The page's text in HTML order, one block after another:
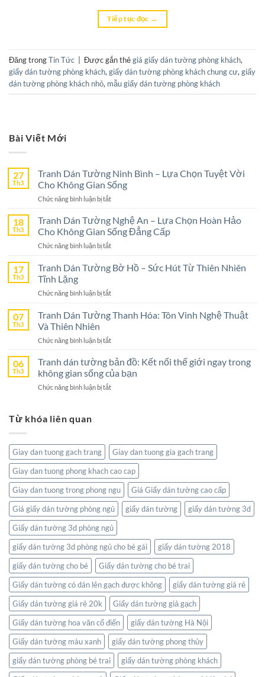
Tiếp tục đọc →
Đăng trongTin Tức Được gắn thẻgiá giấy dán tường phòng khách,
giấy dán tường phòng khách, giấy dán tường phòng khách chung cư, giấy
dán tường phòng khách nhỏ, mẫu giấy dán tường phòng khách
Bài Viết Mới
27
Th3
Tranh Dán Tường Ninh Bình – Lựa Chọn Tuyệt Vời
Cho Không Gian Sống
Chức năng bình luận bị tắtở
Dán
Tường
Ninh
Bình
Lựa
Không
Sống
18
Th3
Tranh Dán Tường Nghệ An – Lựa Chọn Hoàn Hảo
Cho Không Gian Sống Đẳng Cấp
Chức năng bình luận bị tắtở
Dán
An
Lựa
Không
Gian
Sống
17
Th3
Tranh Dán Tường Bờ Hồ – Sức Hút Từ Thiên Nhiên
Tĩnh Lặng
Chức năng bình luận bị tắtở
Dán
Tường
Hồ
Sức
Hút
07
Th3
Tranh Dán Tường Thanh Hóa: Tôn Vinh Nghệ Thuật
Và Thiên Nhiên
Chức năng bình luận bị tắtở
Dán
Tường
Hóa:
Thiên
Nhiên
06
Th3
Tranh dán tường bản đồ: Kết nối thế giới ngay trong
không gian sống của bạn
Chức năng bình luận bị tắtở
Kết
nối
giới
ngay
trong
không
gian
sống
của
bạn
Từ khóa liên quan
Giay dan tuong gach trang
Giay dan tuong gia gach trang
Giay dan tuong phong khach cao cap
Giay dan tuong trong phong ngu
Giá Giấy dán tường cao cấp
Giá giấy dán tường phòng ngủ
giấy dán tường
giấy dán tường 3d
Giấy dán tường 3d phòng ngủ
giấy dán tường 3d phòng ngủ cho bé gái
giấy dán tường 2018
giấy dán tường cho bé
Giấy dán tường cho bé trai
Giấy dán tường có dán lên gạch được không
giấy dán tường giá rẻ
Giấy dán tường giá rẻ 20k
Giấy dán tường giả gạch
Giấy dán tường hoa văn cổ điển
giấy dán tường Hà Nội
Giấy dán tường màu xanh
giấy dán tường phong thủy
giấy dán tường phòng bé trai
giấy dán tường phòng khách